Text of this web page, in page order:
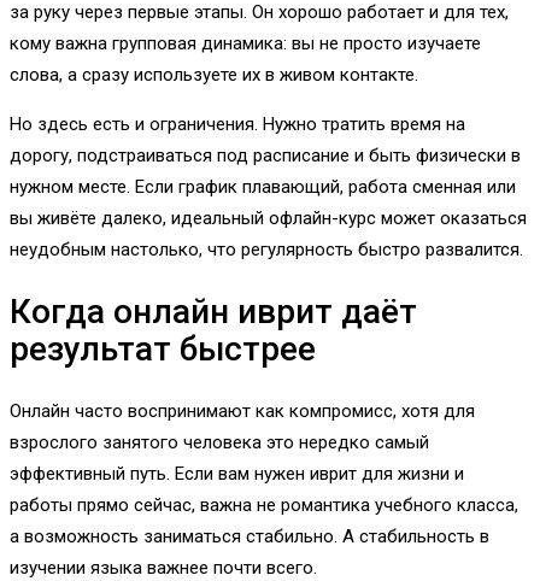
за руку через первые этапы. Он хорошо работает и для тех,
кому важна групповая динамика: вы не просто изучаете
слова, а сразу используете их в живом контакте.
Но здесь есть и ограничения. Нужно тратить время на
дорогу, подстраиваться под расписание и быть физически в
нужном месте. Если график плавающий, работа сменная или
вы живёте далеко, идеальный офлайн-курс может оказаться
неудобным настолько, что регулярность быстро развалится.
Когда онлайн иврит даёт
результат быстрее
Онлайн часто воспринимают как компромисс, хотя для
взрослого занятого человека это нередко самый
эффективный путь. Если вам нужен иврит для жизни и
работы прямо сейчас, важна не романтика учебного класса,
а возможность заниматься стабильно. А стабильность в
изучении языка важнее почти всего.